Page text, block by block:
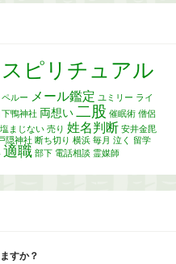
スピリチュアル
ペルー メール鑑定 ユミリー ライ
下鴨神社 両想い二股 催眠術 僧侶
塩まじない 売り 姓名判断 安井金毘
隠神社 断ち切り 横浜 毎月 泣く
留学
適職 部下 電話相談 霊媒師
すか？